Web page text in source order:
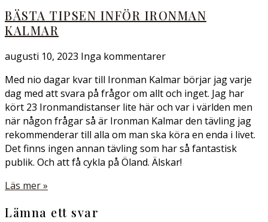
BÄSTA TIPSEN INFÖR IRONMAN
KALMAR
augusti 10, 2023 Inga kommentarer
Med nio dagar kvar till Ironman Kalmar börjar jag varje
dag med att svara på frågor om allt och inget. Jag har
kört 23 Ironmandistanser lite här och var i världen men
när någon frågar så är Ironman Kalmar den tävling jag
rekommenderar till alla om man ska köra en enda i livet.
Det finns ingen annan tävling som har så fantastisk
publik. Och att få cykla på Öland. Älskar!
Läs mer »
Lämna ett svar